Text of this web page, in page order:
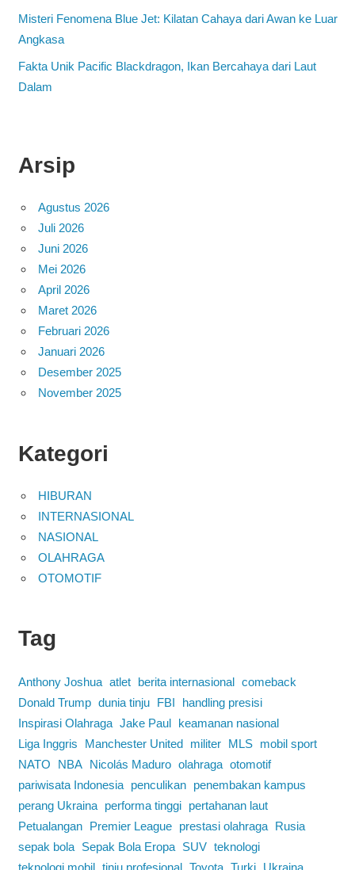
Misteri Fenomena Blue Jet: Kilatan Cahaya dari Awan ke Luar
Angkasa
Fakta Unik Pacific Blackdragon, Ikan Bercahaya dari Laut
Dalam
Arsip
Agustus 2026
Juli 2026
Juni 2026
Mei 2026
April 2026
Maret 2026
Februari 2026
Januari 2026
Desember 2025
November 2025
Kategori
HIBURAN
INTERNASIONAL
NASIONAL
OLAHRAGA
OTOMOTIF
Tag
Anthony Joshua atlet berita internasional comeback
Donald Trump dunia tinju FBI
handling presisi
Inspirasi Olahraga Jake Paul
keamanan nasional
Liga Inggris
Manchester United militer MLS
mobil sport
NATO
NBA Nicolás Maduro olahraga otomotif
pariwisata Indonesia
penculikan
penembakan kampus
perang Ukraina
performa tinggi
pertahanan laut
Petualangan
Premier League prestasi olahraga
Rusia
sepak bola
Sepak Bola Eropa SUV teknologi
teknologi mobil tinju profesional Toyota Turki Ukraina